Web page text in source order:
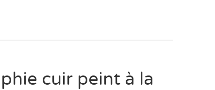
cuir peint à la